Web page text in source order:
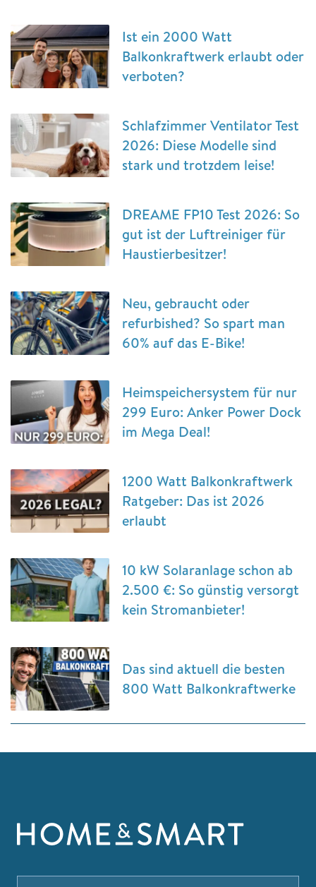
Ist ein 2000 Watt
Balkonkraftwerk erlaubt oder
verboten?
Schlafzimmer Ventilator Test
2026: Diese Modelle sind
stark und trotzdem leise!
DREAME FP10 Test 2026: So
gut ist der Luftreiniger für
Haustierbesitzer!
Neu, gebraucht oder
refurbished? So spart man
60% auf das E-Bike!
Heimspeichersystem für nur
299 Euro: Anker Power Dock
im Mega Deal!
1200 Watt Balkonkraftwerk
Ratgeber: Das ist 2026
erlaubt
10 kW Solaranlage schon ab
2.500 €: So günstig versorgt
kein Stromanbieter!
Das sind aktuell die besten
800 Watt Balkonkraftwerke